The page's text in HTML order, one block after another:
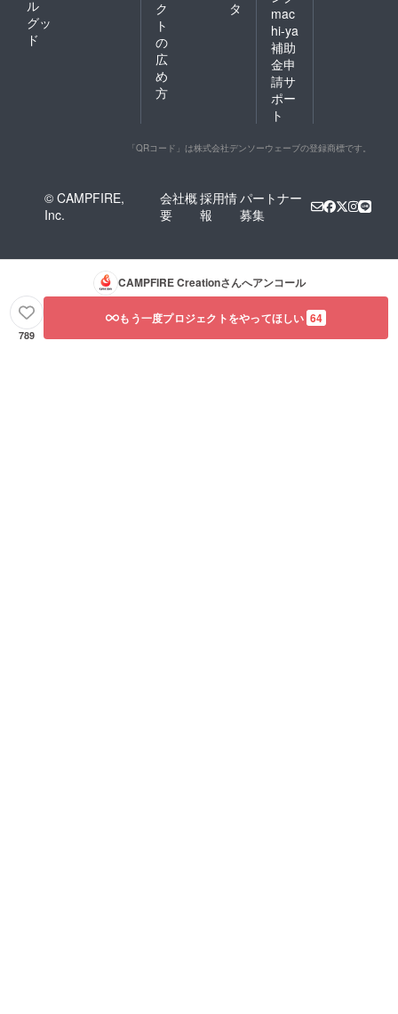
ル
グッ
ド
ク
ト
の
広
め
方
タ
mac
hi-ya
補助
金申
請サ
ポー
ト
「QRコード」は株式会社デンソーウェーブの登録商標です。
© CAMPFIRE,
Inc.
会社概
要
採用情
報
パートナー
募集
CAMPFIRE Creationさんへアンコール
789
もう一度プロジェクトをやってほしい 64